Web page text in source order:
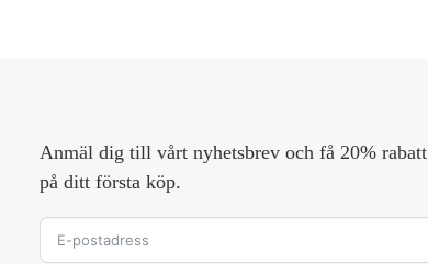
Anmäl dig till vårt nyhetsbrev och få 20% rabatt
på ditt första köp.